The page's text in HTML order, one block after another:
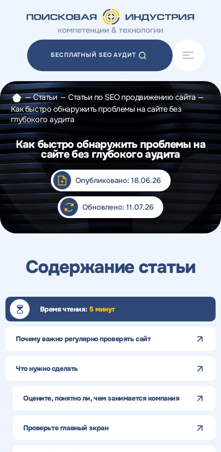
БЕСПЛАТНЫЙ SEO АУДИТ
Акции
Отзывы
Разработка сайтов
Разработка прототипов
Разработка контента
Реклама у блогеров
Веб-аналитика
— Статьи — Статьи по SEO продвижению сайта —
Как быстро обнаружить проблемы на сайте без
глубокого аудита
Как быстро обнаружить проблемы на
сайте без глубокого аудита
Опубликовано: 18.06.26
Обновлено: 11.07.26
Содержание статьи
Время чтения: 5 минут
Почему важно регулярно проверять сайт
Что нужно сделать
Оцените, понятно ли, чем занимается компания
Проверьте главный экран